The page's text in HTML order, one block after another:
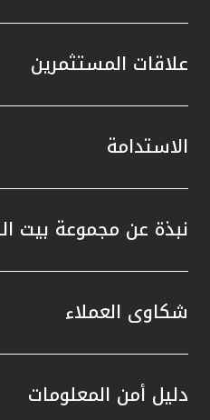
علاقات المستثمرين
الاستدامة
نبذة عن مجموعة بيت
شكاوى العملاء
دليل أمن المعلومات